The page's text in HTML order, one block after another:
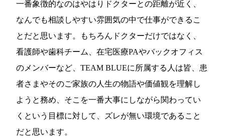
一番象徴的なのはやはりドクターとの距離が近く、
なんでも相談しやすい雰囲気の中で仕事ができるこ
とだと思います。もちろんドクターだけではなく、
看護師や歯科チーム、在宅医療PAやバックオフィス
のメンバーなど、TEAM BLUEに所属する人は皆、患
者さまやそのご家族の人生の物語や価値観を理解し
ようと務め、そこを一番大事にしながら関わってい
くという目標に対して、ズレが無い環境であること
だと思います。